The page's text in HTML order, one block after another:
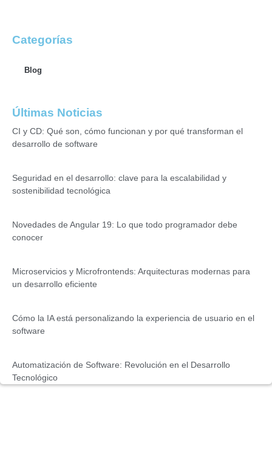
Categorías
Blog
Últimas Noticias
CI y CD: Qué son, cómo funcionan y por qué transforman el
desarrollo de software
Seguridad en el desarrollo: clave para la escalabilidad y
sostenibilidad tecnológica
Novedades de Angular 19: Lo que todo programador debe
conocer
Microservicios y Microfrontends: Arquitecturas modernas para
un desarrollo eficiente
Cómo la IA está personalizando la experiencia de usuario en el
software
Automatización de Software: Revolución en el Desarrollo
Tecnológico